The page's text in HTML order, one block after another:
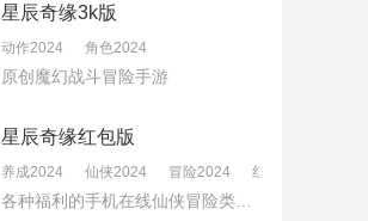
星辰奇缘3k版
动作2024 角色2024
原创魔幻战斗冒险手游
星辰奇缘红包版
养成2024 仙侠2024 冒险2024 红包版2024